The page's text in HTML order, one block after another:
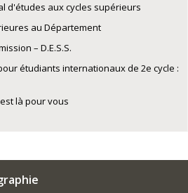
d'études aux cycles supérieurs
au Département
– D.E.S.S.
étudiants internationaux de 2e cycle :
là pour vous